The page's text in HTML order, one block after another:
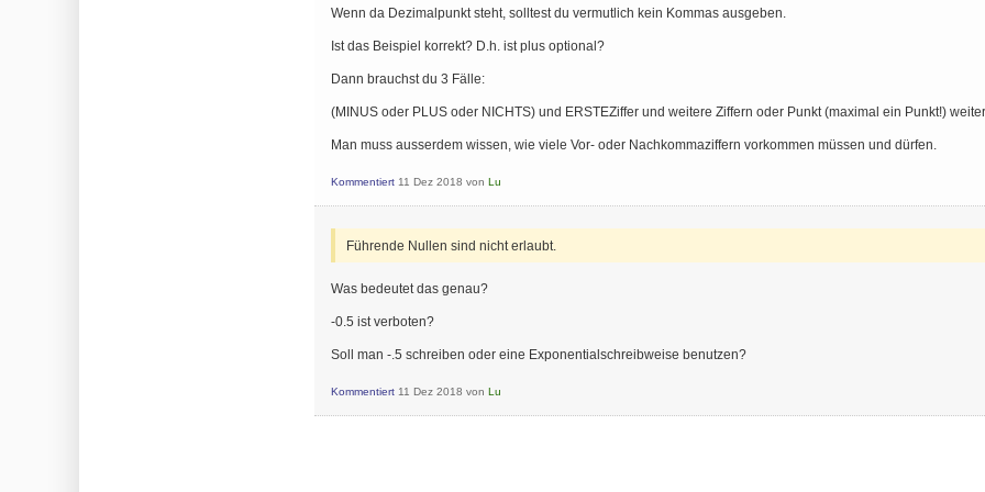
Wenn da Dezimalpunkt steht, solltest du vermutlich kein Kommas ausgeben.
Ist das Beispiel korrekt? D.h. ist plus optional?
Dann brauchst du 3 Fälle:
(MINUS oder PLUS oder NICHTS) und ERSTEZiffer und weitere Ziffern oder Punkt (maximal ein Punkt!)
Man muss ausserdem wissen, wie viele Vor- oder Nachkommaziffern vorkommen müssen und dürfen.
Kommentiert 11 Dez 2018 von Lu
Führende Nullen sind nicht erlaubt.
Was bedeutet das genau?
-0.5 ist verboten?
Soll man -.5 schreiben oder eine Exponentialschreibweise benutzen?
Kommentiert 11 Dez 2018 von Lu